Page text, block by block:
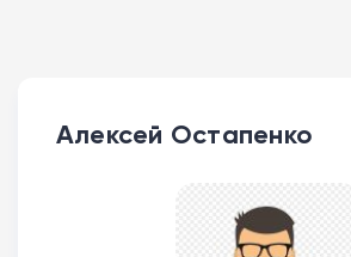
Алексей Остапенко